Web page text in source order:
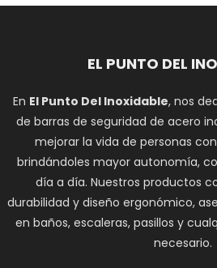
EL PUNTO DEL
En El Punto Del Inoxidable, nos
de barras de seguridad de acero
mejorar la vida de personas
brindándoles mayor autonomía,
día a día. Nuestros productos
durabilidad y diseño ergonómico,
en baños, escaleras, pasillos y
necesario.